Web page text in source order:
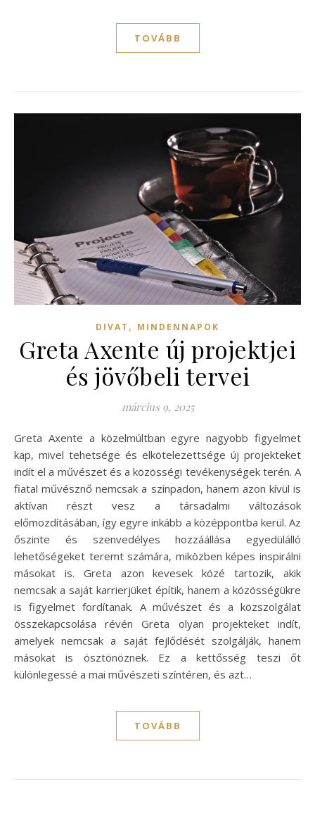
TOVÁBB
DIVAT , MINDENNAPOK
Greta Axente új projektjei
és jövőbeli tervei
március 9, 2025
Greta Axente a közelmúltban egyre nagyobb figyelmet
kap, mivel tehetsége és elkötelezettsége új projekteket
indít el a művészet és a közösségi tevékenységek terén. A
fiatal művésznő nemcsak a színpadon, hanem azon kívül is
aktívan részt vesz a társadalmi változások
előmozdításában, így egyre inkább a középpontba kerül. Az
őszinte és szenvedélyes hozzáállása egyedülálló
lehetőségeket teremt számára, miközben képes inspirálni
másokat is. Greta azon kevesek közé tartozik, akik
nemcsak a saját karrierjüket építik, hanem a közösségükre
is figyelmet fordítanak. A művészet és a közszolgálat
összekapcsolása révén Greta olyan projekteket indít,
amelyek nemcsak a saját fejlődését szolgálják, hanem
másokat is ösztönöznek. Ez a kettősség teszi őt
különlegessé a mai művészeti színtéren, és azt…
TOVÁBB